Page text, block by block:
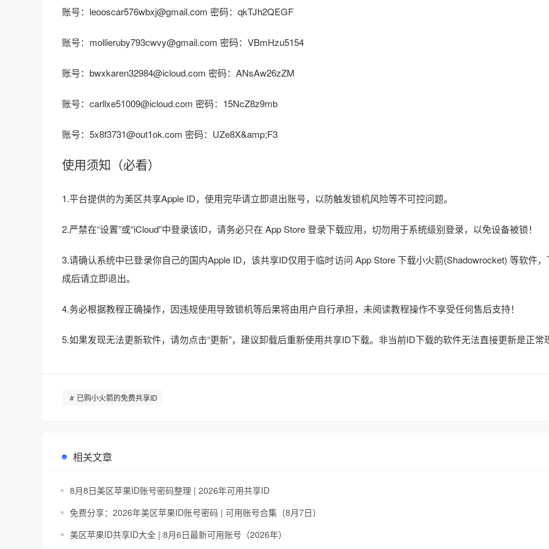
账号：leooscar576wbxj@gmail.com 密码：qkTJh2QEGF
账号：mollieruby793cwvy@gmail.com 密码：VBmHzu5154
账号：bwxkaren32984@icloud.com 密码：ANsAw26zZM
账号：carllxe51009@icloud.com 密码：15NcZ8z9mb
账号：5x8f3731@out1ok.com 密码：UZe8X&amp;F3
使用须知（必看）
1.平台提供的为美区共享Apple ID，使用完毕请立即退出账号，以防触发锁机风险等不可控问题。
2.严禁在“设置”或“iCloud”中登录该ID，请务必只在 App Store 登录下载应用，切勿用于系统级别登录，以免设备被锁！
3.请确认系统中已登录你自己的国内Apple ID，该共享ID仅用于临时访问 App Store 下载小火箭(Shadowrocket) 等软件
成后请立即退出。
4.务必根据教程正确操作，因违规使用导致锁机等后果将由用户自行承担，未阅读教程操作不享受任何售后支持！
5.如果发现无法更新软件，请勿点击“更新”，建议卸载后重新使用共享ID下载。非当前ID下载的软件无法直接更新是正常
已购小火箭的免费共享ID
相关文章
8月8日美区苹果ID账号密码整理 | 2026年可用共享ID
免费分享：2026年美区苹果ID账号密码 | 可用账号合集（8月7日）
美区苹果ID共享ID大全 | 8月6日最新可用账号（2026年）